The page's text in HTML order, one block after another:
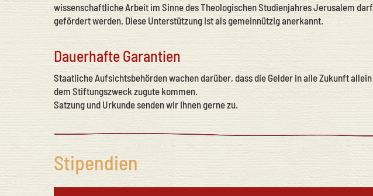
wissenschaftliche Arbeit im Sinne des Theologischen Studienjahres Jerusalem darf
gefördert werden. Diese Unterstützung ist als gemeinnützig anerkannt.
Dauerhafte Garantien
Staatliche Aufsichtsbehörden wachen darüber, dass die Gelder in alle Zukunft allein
dem Stiftungszweck zugute kommen.
Satzung und Urkunde senden wir Ihnen gerne zu.
Stipendien